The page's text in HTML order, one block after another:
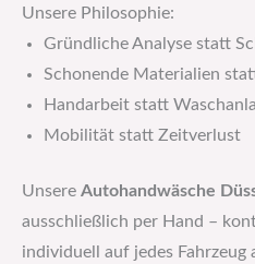
Unsere Philosophie:
Gründliche Analyse statt
Schonende Materialien
Handarbeit statt
Mobilität statt Zeitverlust
Unsere Autohandwäsche
ausschließlich per Hand –
individuell auf jedes Fahrzeug